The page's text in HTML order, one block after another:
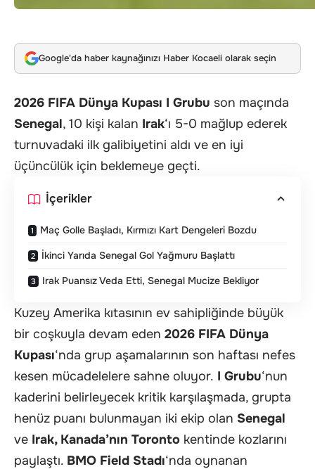
Google'da haber kaynağınızı Haber Kocaeli olarak seçin
2026 FIFA Dünya Kupası I Grubu son maçında
Senegal, 10 kişi kalan Irak‘ı 5-0 mağlup ederek
turnuvadaki ilk galibiyetini aldı ve en iyi
üçüncülük için beklemeye geçti.
İçerikler
Maç Golle Başladı, Kırmızı Kart Dengeleri Bozdu
İkinci Yarıda Senegal Gol Yağmuru Başlattı
Irak Puansız Veda Etti, Senegal Mucize Bekliyor
Kuzey Amerika kıtasının ev sahipliğinde büyük
bir coşkuyla devam eden 2026 FIFA Dünya
Kupası‘nda grup aşamalarının son haftası nefes
kesen mücadelelere sahne oluyor. I Grubu‘nun
kaderini belirleyecek kritik karşılaşmada, grupta
henüz puanı bulunmayan iki ekip olan Senegal
ve Irak, Kanada’nın Toronto kentinde kozlarını
paylaştı. BMO Field Stadı‘nda oynanan